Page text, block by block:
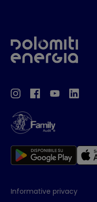
Informative privacy